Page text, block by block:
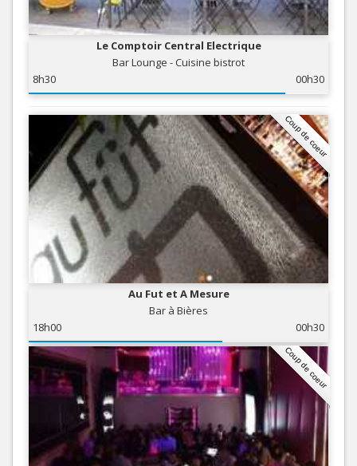
Le Comptoir Central Electrique
Bar Lounge - Cuisine bistrot
8h30
00h30
Coup de coeur
Au Fut et A Mesure
Bar à Bières
18h00
00h30
Coup de coeur